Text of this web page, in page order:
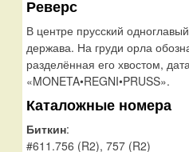
Реверс
В центре прусский
держава. На груди орла
разделённая его хвостом,
«MONETA•REGNI•PRUSS».
Каталожные номера
Биткин:
#611.756 (R2), 757 (R2)